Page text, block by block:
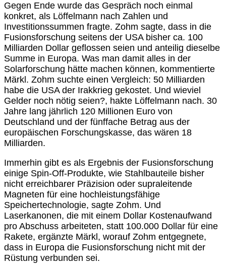
Gegen Ende wurde das Gespräch noch einmal
konkret, als Löffelmann nach Zahlen und
Investitionssummen fragte. Zohm sagte, dass in die
Fusionsforschung seitens der USA bisher ca. 100
Milliarden Dollar geflossen seien und anteilig dieselbe
Summe in Europa. Was man damit alles in der
Solarforschung hätte machen können, kommentierte
Märkl. Zohm suchte einen Vergleich: 50 Milliarden
habe die USA der Irakkrieg gekostet. Und wieviel
Gelder noch nötig seien?, hakte Löffelmann nach. 30
Jahre lang jährlich 120 Millionen Euro von
Deutschland und der fünffache Betrag aus der
europäischen Forschungskasse, das wären 18
Milliarden.
Immerhin gibt es als Ergebnis der Fusionsforschung
einige Spin-Off-Produkte, wie Stahlbauteile bisher
nicht erreichbarer Präzision oder supraleitende
Magneten für eine hochleistungsfähige
Speichertechnologie, sagte Zohm. Und
Laserkanonen, die mit einem Dollar Kostenaufwand
pro Abschuss arbeiteten, statt 100.000 Dollar für eine
Rakete, ergänzte Märkl, worauf Zohm entgegnete,
dass in Europa die Fusionsforschung nicht mit der
Rüstung verbunden sei.